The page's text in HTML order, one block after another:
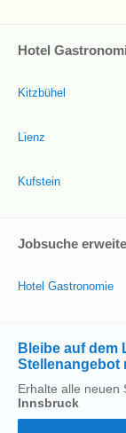
Hotel
Kitzbühel
Lienz
Kufstein
Jobsuche
Hotel Gastronomie
Bleibe auf dem
Stellenangebot
Erhalte alle neuen
Innsbruck